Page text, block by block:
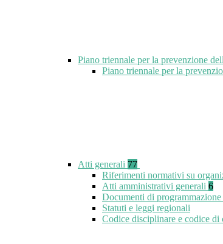
Piano triennale per la prevenzione
Piano triennale per la
Atti generali 77
Riferimenti normativi su
Atti amministrativi generali 6
Documenti di programmazione
Statuti e leggi regionali
Codice disciplinare e codice di